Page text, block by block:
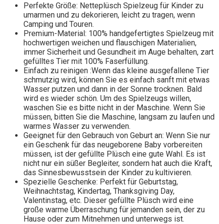
Perfekte Größe: Netteplüsch Spielzeug für Kinder zu
umarmen und zu dekorieren, leicht zu tragen, wenn
Camping und Touren.
Premium-Material: 100% handgefertigtes Spielzeug mit
hochwertigen weichen und flauschigen Materialien,
immer Sicherheit und Gesundheit im Auge behalten, zart
gefülltes Tier mit 100% Faserfüllung.
Einfach zu reinigen :Wenn das kleine ausgefallene Tier
schmutzig wird, können Sie es einfach sanft mit etwas
Wasser putzen und dann in der Sonne trocknen. Bald
wird es wieder schön. Um des Spielzeugs willen,
waschen Sie es bitte nicht in der Maschine. Wenn Sie
müssen, bitten Sie die Maschine, langsam zu laufen und
warmes Wasser zu verwenden.
Geeignet für den Gebrauch von Geburt an: Wenn Sie nur
ein Geschenk für das neugeborene Baby vorbereiten
müssen, ist der gefüllte Plüsch eine gute Wahl. Es ist
nicht nur ein süßer Begleiter, sondern hat auch die Kraft,
das Sinnesbewusstsein der Kinder zu kultivieren.
Spezielle Geschenke: Perfekt für Geburtstag,
Weihnachtstag, Kindertag, Thanksgiving Day,
Valentinstag, etc. Dieser gefüllte Plüsch wird eine
große warme Überraschung für jemanden sein, der zu
Hause oder zum Mitnehmen und unterwegs ist.